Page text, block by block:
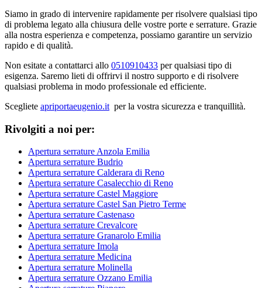
Siamo in grado di intervenire rapidamente per risolvere qualsiasi tipo
di problema legato alla chiusura delle vostre porte e serrature. Grazie
alla nostra esperienza e competenza, possiamo garantire un servizio
rapido e di qualità.
Non esitate a contattarci allo 0510910433 per qualsiasi tipo di
esigenza. Saremo lieti di offrirvi il nostro supporto e di risolvere
qualsiasi problema in modo professionale ed efficiente.
Scegliete apriportaeugenio.it per la vostra sicurezza e tranquillità.
Rivolgiti a noi per:
Apertura serrature Anzola Emilia
Apertura serrature Budrio
Apertura serrature Calderara di Reno
Apertura serrature Casalecchio di Reno
Apertura serrature Castel Maggiore
Apertura serrature Castel San Pietro Terme
Apertura serrature Castenaso
Apertura serrature Crevalcore
Apertura serrature Granarolo Emilia
Apertura serrature Imola
Apertura serrature Medicina
Apertura serrature Molinella
Apertura serrature Ozzano Emilia